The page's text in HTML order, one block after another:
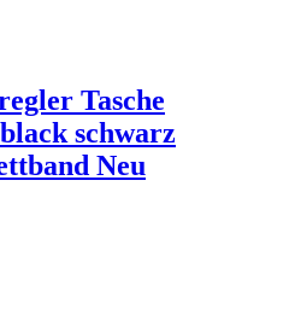
Tasche
schwarz
Neu